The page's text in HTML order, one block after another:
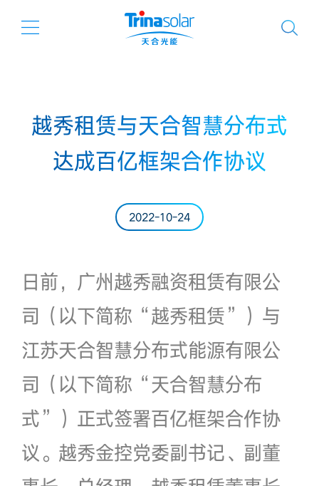
越秀租赁与天合智慧分布式
达成百亿框架合作协议
2022-10-24
日前，广州越秀融资租赁有限公
司（以下简称“越秀租赁”）与
江苏天合智慧分布式能源有限公
司（以下简称“天合智慧分布
式”）正式签署百亿框架合作协
议。越秀金控党委副书记、副董